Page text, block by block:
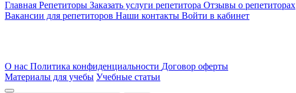
Главная Репетиторы Заказать услуги репетитора Отзывы о репетиторах
Вакансии для репетиторов Наши контакты Войти в кабинет
О нас Политика конфиденциальности Договор оферты
Материалы для учебы Учебные статьи